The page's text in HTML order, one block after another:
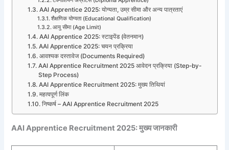
AAI Apprentice 2025: योग्यता, उम्र सीमा और अन्य पात्रताएं
शैक्षणिक योग्यता (Educational Qualification)
आयु सीमा (Age Limit)
AAI Apprentice 2025: स्टाइपेंड (वेतनमान)
AAI Apprentice 2025: चयन प्रक्रिया
आवश्यक दस्तावेज (Documents Required)
AAI Apprentice Recruitment 2025 आवेदन प्रक्रिया (Step-by-
Step Process)
AAI Apprentice Recruitment 2025: मुख्य तिथियां
महत्वपूर्ण लिंक
निष्कर्ष – AAI Apprentice Recruitment 2025
AAI Apprentice Recruitment 2025: मुख्य जानकारी